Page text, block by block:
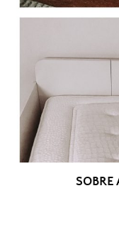
SOBRE